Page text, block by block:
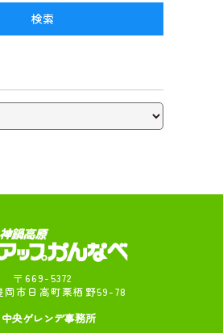
ライブカメラ
〒669-5372
岡市日高町栗栖野59-78
中央ゲレンデ事務所